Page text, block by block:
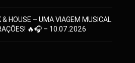
HOUSE – UMA VIAGEM MUSICAL
🔥🎧 – 10.07.2026